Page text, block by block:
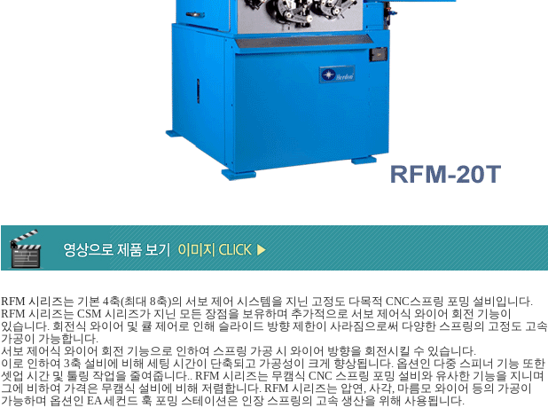
RFM 시리즈는 기본 4축(최대 8축)의 서보 제어 시스템을 지닌 고정도 다목적 CNC스프링 포밍 설비입니다.
RFM 시리즈는 CSM 시리즈가 지닌 모든 장점을 보유하며 추가적으로 서보 제어식 와이어 회전 기능이
있습니다. 회전식 와이어 및 큘 제어로 인해 슬라이드 방향 제한이 사라짐으로써 다양한 스프링의 고정도 고속
가공이 가능합니다.
서보 제어식 와이어 회전 기능으로 인하여 스프링 가공 시 와이어 방향을 회전시킬 수 있습니다.
이로 인하여 3축 설비에 비해 세팅 시간이 단축되고 가공성이 크게 향상됩니다. 옵션인 다중 스피너 기능 또한
셋업 시간 및 툴링 작업을 줄여줍니다.. RFM 시리즈는 무캠식 CNC 스프링 포밍 설비와 유사한 기능을 지니며
그에 비하여 가격은 무캠식 설비에 비해 저렴합니다. RFM 시리즈는 압연, 사각, 마름모 와이어 등의 가공이
가능하며 옵션인 EA 세컨드 훅 포밍 스테이션은 인장 스프링의 고속 생산을 위해 사용됩니다.